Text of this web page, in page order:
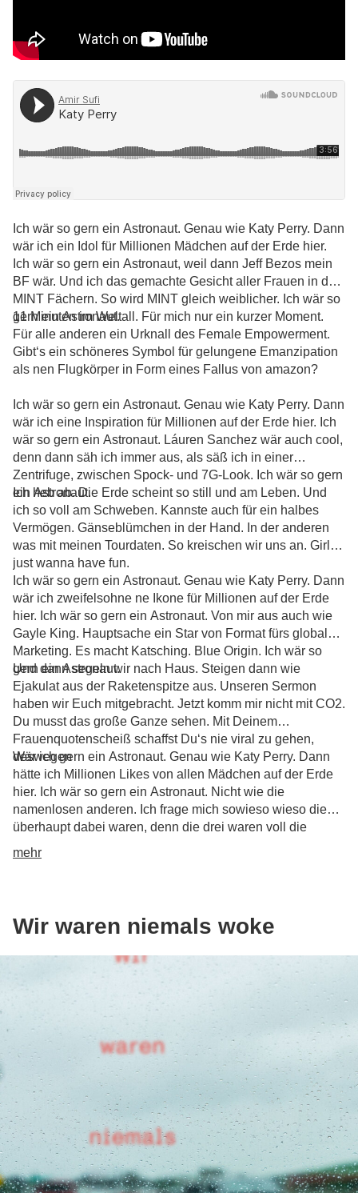
Ich wär so gern ein Astronaut. Genau wie Katy Perry. Dann
wär ich ein Idol für Millionen Mädchen auf der Erde hier.
Ich wär so gern ein Astronaut, weil dann Jeff Bezos mein
BF wär. Und ich das gemachte Gesicht aller Frauen in den
MINT Fächern. So wird MINT gleich weiblicher. Ich wär so
gern ein Astronaut.
11 Minuten im Weltall. Für mich nur ein kurzer Moment.
Für alle anderen ein Urknall des Female Empowerment.
Gibt‘s ein schöneres Symbol für gelungene Emanzipation
als nen Flugkörper in Form eines Fallus von amazon?
Ich wär so gern ein Astronaut. Genau wie Katy Perry. Dann
wär ich eine Inspiration für Millionen auf der Erde hier. Ich
wär so gern ein Astronaut. Láuren Sanchez wär auch cool,
denn dann säh ich immer aus, als säß ich in einer
Zentrifuge, zwischen Spock- und 7G-Look. Ich wär so gern
ein Astronaut.
Ich heb ab. Die Erde scheint so still und am Leben. Und
ich so voll am Schweben. Kannste auch für ein halbes
Vermögen. Gänseblümchen in der Hand. In der anderen
was mit meinen Tourdaten. So kreischen wir uns an. Girls
just wanna have fun.
Ich wär so gern ein Astronaut. Genau wie Katy Perry. Dann
wär ich zweifelsohne ne Ikone für Millionen auf der Erde
hier. Ich wär so gern ein Astronaut. Von mir aus auch wie
Gayle King. Hauptsache ein Star von Format fürs globale
Marketing. Es macht Katsching. Blue Origin. Ich wär so
gern ein Astronaut.
Und dann segeln wir nach Haus. Steigen dann wie
Ejakulat aus der Raketenspitze aus. Unseren Sermon
haben wir Euch mitgebracht. Jetzt komm mir nicht mit CO2.
Du musst das große Ganze sehen. Mit Deinem
Frauenquotenscheiß schaffst Du‘s nie viral zu gehen,
deswegen
Wär ich gern ein Astronaut. Genau wie Katy Perry. Dann
hätte ich Millionen Likes von allen Mädchen auf der Erde
hier. Ich wär so gern ein Astronaut. Nicht wie die
namenlosen anderen. Ich frage mich sowieso wieso die
überhaupt dabei waren, denn die drei waren voll die
Langweiler. Katy Perry ist viel geiler.
mehr
Wir waren niemals woke